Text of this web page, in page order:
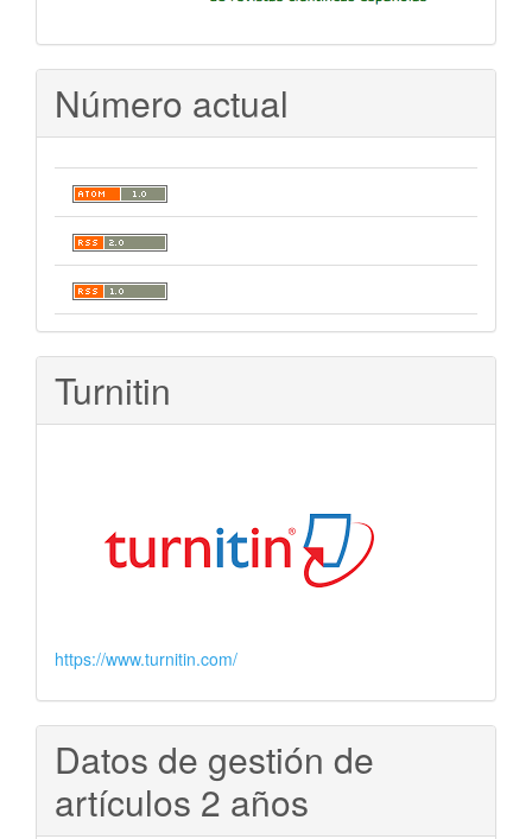
Número actual
Turnitin
https://www.turnitin.com/
Datos de gestión de
artículos 2 años